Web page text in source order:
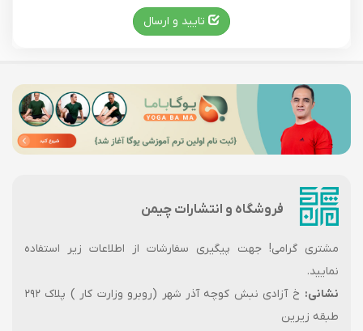
فروشگاه و انتشارات چیمن
مشتری گرامی! جهت پیگیری سفارشات از اطلاعات زیر استفاده
نمایید.
نشانی:
خ آزادی نبش کوچه آذر شهر (روبرو وزارت کار ) پلاک ۲۹۲
طبقه زیرین